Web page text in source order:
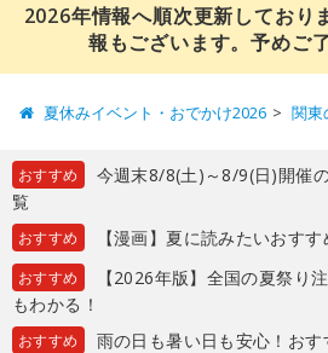
2026年情報へ順次更新しており
報もございます。予めご
夏休みイベント・おでかけ2026 関東
おすすめ
今週末8/8(土)～8/9(日)開催
覧
おすすめ 【漫画】夏に読みたいおす
おすすめ
【2026年版】全国の夏祭り
もわかる！
おすすめ
雨の日も暑い日も安心！お